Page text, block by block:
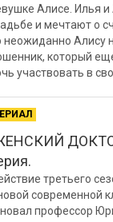
Алисе. Илья и
и мечтают о
неожиданно Алису
который
участвовать в
третьего
современной
профессор